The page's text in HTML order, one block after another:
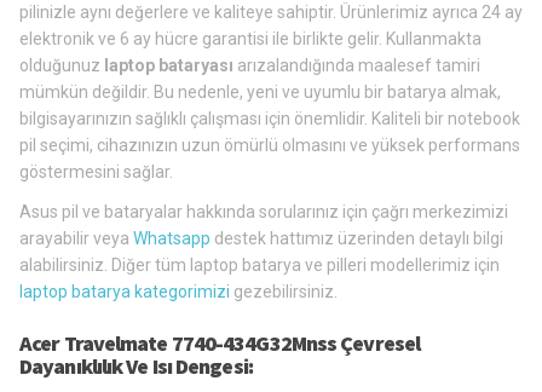
pilinizle aynı değerlere ve kaliteye sahiptir. Ürünlerimiz ayrıca 24 ay
elektronik ve 6 ay hücre garantisi ile birlikte gelir. Kullanmakta
olduğunuz laptop bataryası arızalandığında maalesef tamiri
mümkün değildir. Bu nedenle, yeni ve uyumlu bir batarya almak,
bilgisayarınızın sağlıklı çalışması için önemlidir. Kaliteli bir notebook
pil seçimi, cihazınızın uzun ömürlü olmasını ve yüksek performans
göstermesini sağlar.
Asus pil ve bataryalar hakkında sorularınız için çağrı merkezimizi
arayabilir veya Whatsapp destek hattımız üzerinden detaylı bilgi
alabilirsiniz. Diğer tüm laptop batarya ve pilleri modellerimiz için
laptop batarya kategorimizi gezebilirsiniz.
Acer Travelmate 7740-434G32Mnss Çevresel
Dayanıklılık Ve Isı Dengesi: